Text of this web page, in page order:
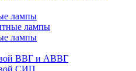
лампы
лампы
лампы
ВВГ и АВВГ
СИП